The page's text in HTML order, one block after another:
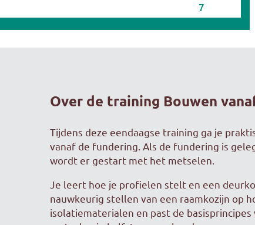
7
Over de training Bouwen
Tijdens deze eendaagse training ga je
vanaf de fundering. Als de fundering is
wordt er gestart met het metselen.
Je leert hoe je profielen stelt en een
nauwkeurig stellen van een raamkozijn op
isolatiematerialen en past de